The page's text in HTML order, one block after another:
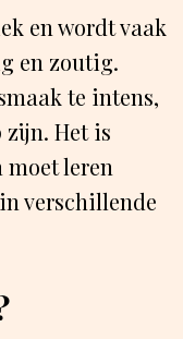
en wordt vaak
en zoutig.
te intens,
Het is
moet leren
verschillende